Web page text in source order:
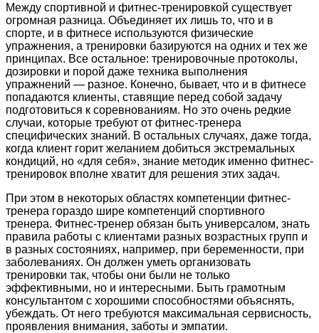
Между спортивной и фитнес-тренировкой существует
огромная разница. Объединяет их лишь то, что и в
спорте, и в фитнесе используются физические
упражнения, а тренировки базируются на одних и тех же
принципах. Все остальное: тренировочные протоколы,
дозировки и порой даже техника выполнения
упражнений — разное. Конечно, бывает, что и в фитнесе
попадаются клиенты, ставящие перед собой задачу
подготовиться к соревнованиям. Но это очень редкие
случаи, которые требуют от фитнес-тренера
специфических знаний. В остальных случаях, даже тогда,
когда клиент горит желанием добиться экстремальных
кондиций, но «для себя», знание методик именно фитнес-
тренировок вполне хватит для решения этих задач.
При этом в некоторых областях компетенции фитнес-
тренера гораздо шире компетенций спортивного
тренера. Фитнес-тренер обязан быть универсалом, знать
правила работы с клиентами разных возрастных групп и
в разных состояниях, например, при беременности, при
заболеваниях. Он должен уметь организовать
тренировки так, чтобы они были не только
эффективными, но и интересными. Быть грамотным
консультантом с хорошими способностями объяснять,
убеждать. От него требуются максимальная сервисность,
проявления внимания, заботы и эмпатии.